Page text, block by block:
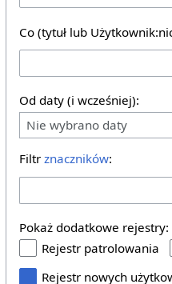
Co (tytuł lub
Od daty (i wcześniej):
Nie wybrano daty
Filtr znaczników:
Pokaż dodatkowe rejestry:
Rejestr patrolowania
Rejestr nowych